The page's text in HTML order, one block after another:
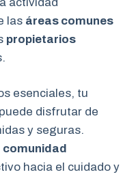
las áreas comunes
propietarios
esenciales, tu
puede disfrutar de
y seguras.
comunidad
hacia el cuidado y